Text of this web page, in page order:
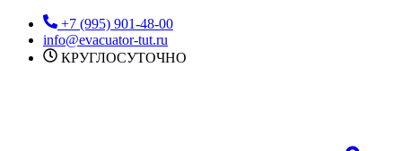
Перейти
содержимому
+7 (995) 901-48-00
info@evacuator-tut.ru
КРУГЛОСУТОЧНО